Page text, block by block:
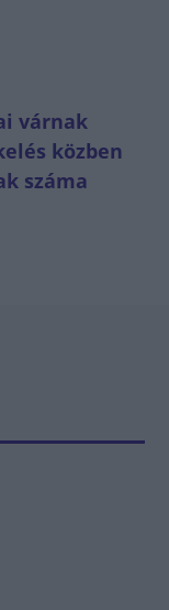
várnak
közben
száma